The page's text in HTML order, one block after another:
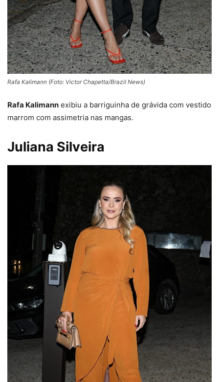
Rafa Kalimann (Foto: Victor Chapetta/Brazil News)
Rafa Kalimann exibiu a barriguinha de grávida com vestido
marrom com assimetria nas mangas.
Juliana Silveira